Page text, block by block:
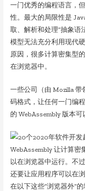
一门优秀的编程语言，
性。最大的局限性是
取、解析和处理“抽象语
模型无法充分利用现代
原因，很多计算密集型
在浏览器中。
一些公司（由 Mozilla
码格式，让任何一门编
的 WebAssembly 版本可
WebAssembly 让计算
以在浏览器中运行。不
还要让应用程序可以在
在以下这些“浏览器外”的